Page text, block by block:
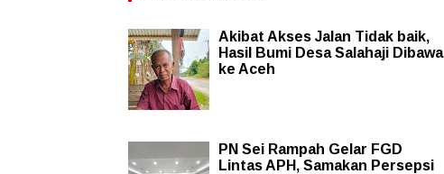
Akibat Akses Jalan Tidak baik,
Hasil Bumi Desa Salahaji Dibawa
ke Aceh
PN Sei Rampah Gelar FGD
Lintas APH, Samakan Persepsi